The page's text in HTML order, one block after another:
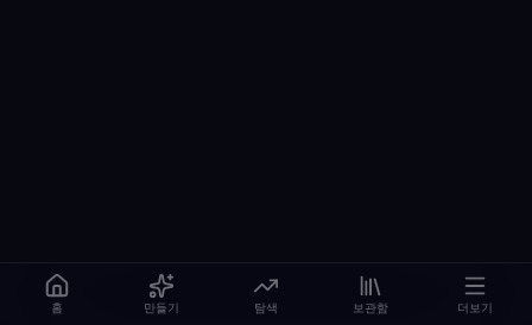
홈 만들기 탐색 보관함 더보기